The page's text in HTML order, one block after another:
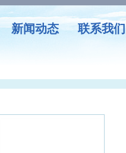
新闻动态 联系我们